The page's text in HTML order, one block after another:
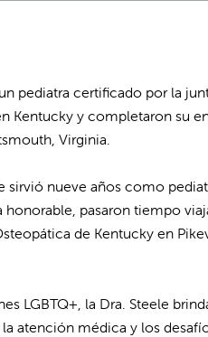
pediatra certificado por la
Kentucky y completaron su
Virginia.
sirvió nueve años como
honorable, pasaron tiempo
de Kentucky en
LGBTQ+, la Dra. Steele
atención médica y los